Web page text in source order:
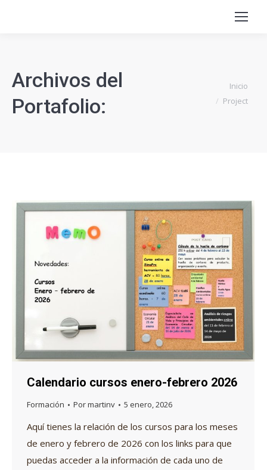
Archivos del
Portafolio:
Estás aquí:Inicio
Project
Calendario cursos enero-febrero 2026
Formación Pormartinv 5 enero, 2026
Aquí tienes la relación de los cursos para los meses
de enero y febrero de 2026 con los links para que
puedas acceder a la información de cada uno de